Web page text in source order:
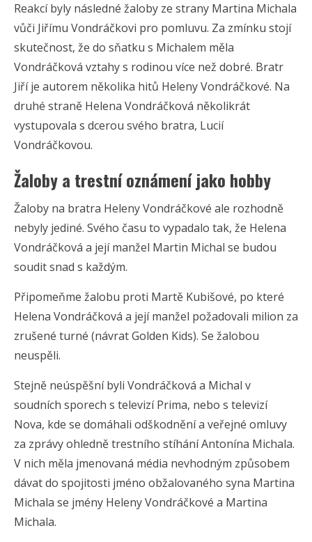
Reakcí byly následné žaloby ze strany Martina Michala
vůči Jiřímu Vondráčkovi pro pomluvu. Za zmínku stojí
skutečnost, že do sňatku s Michalem měla
Vondráčková vztahy s rodinou více než dobré. Bratr
Jiří je autorem několika hitů Heleny Vondráčkové. Na
druhé straně Helena Vondráčková několikrát
vystupovala s dcerou svého bratra, Lucií
Vondráčkovou.
Žaloby a trestní oznámení jako hobby
Žaloby na bratra Heleny Vondráčkové ale rozhodně
nebyly jediné. Svého času to vypadalo tak, že Helena
Vondráčková a její manžel Martin Michal se budou
soudit snad s každým.
Připomeňme žalobu proti Martě Kubišové, po které
Helena Vondráčková a její manžel požadovali milion za
zrušené turné (návrat Golden Kids). Se žalobou
neuspěli.
Stejně neúspěšní byli Vondráčková a Michal v
soudních sporech s televizí Prima, nebo s televizí
Nova, kde se domáhali odškodnění a veřejné omluvy
za zprávy ohledně trestního stíhání Antonína Michala.
V nich měla jmenovaná média nevhodným způsobem
dávat do spojitosti jméno obžalovaného syna Martina
Michala se jmény Heleny Vondráčkové a Martina
Michala.